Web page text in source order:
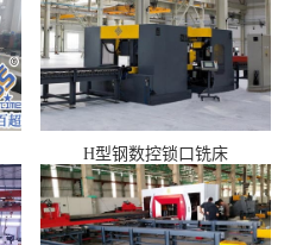
H型钢数控锁口铣床